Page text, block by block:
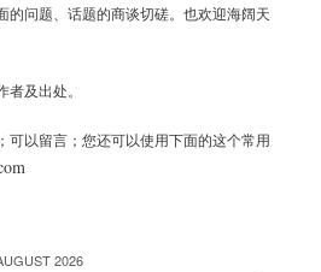
的问题、话题的商谈切磋。也欢迎海阔天
及出处。
可以留言；您还可以使用下面的这个常用
2026